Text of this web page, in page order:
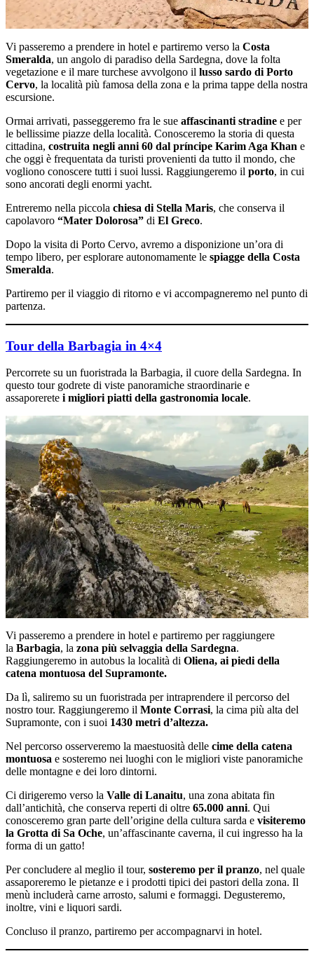
Vi passeremo a prendere in hotel e partiremo verso la Costa
Smeralda, un angolo di paradiso della Sardegna, dove la folta
vegetazione e il mare turchese avvolgono il lusso sardo di Porto
Cervo, la località più famosa della zona e la prima tappe della nostra
escursione.
Ormai arrivati, passeggeremo fra le sue affascinanti stradine e per
le bellissime piazze della località. Conosceremo la storia di questa
cittadina, costruita negli anni 60 dal príncipe Karim Aga Khan e
che oggi è frequentata da turisti provenienti da tutto il mondo, che
vogliono conoscere tutti i suoi lussi. Raggiungeremo il porto, in cui
sono ancorati degli enormi yacht.
Entreremo nella piccola chiesa di Stella Maris, che conserva il
capolavoro “Mater Dolorosa” di El Greco.
Dopo la visita di Porto Cervo, avremo a disponizione un’ora di
tempo libero, per esplorare autonomamente le spiagge della Costa
Smeralda.
Partiremo per il viaggio di ritorno e vi accompagneremo nel punto di
partenza.
Tour della Barbagia in 4×4
Percorrete su un fuoristrada la Barbagia, il cuore della Sardegna. In
questo tour godrete di viste panoramiche straordinarie e
assaporerete i migliori piatti della gastronomia locale.
Vi passeremo a prendere in hotel e partiremo per raggiungere
la Barbagia, la zona più selvaggia della Sardegna.
Raggiungeremo in autobus la località di Oliena, ai piedi della
catena montuosa del Supramonte.
Da lì, saliremo su un fuoristrada per intraprendere il percorso del
nostro tour. Raggiungeremo il Monte Corrasi, la cima più alta del
Supramonte, con i suoi 1430 metri d’altezza.
Nel percorso osserveremo la maestuosità delle cime della catena
montuosa e sosteremo nei luoghi con le migliori viste panoramiche
delle montagne e dei loro dintorni.
Ci dirigeremo verso la Valle di Lanaitu, una zona abitata fin
dall’antichità, che conserva reperti di oltre 65.000 anni. Qui
conosceremo gran parte dell’origine della cultura sarda e visiteremo
la Grotta di Sa Oche, un’affascinante caverna, il cui ingresso ha la
forma di un gatto!
Per concludere al meglio il tour, sosteremo per il pranzo, nel quale
assaporeremo le pietanze e i prodotti tipici dei pastori della zona. Il
menù includerà carne arrosto, salumi e formaggi. Degusteremo,
inoltre, vini e liquori sardi.
Concluso il pranzo, partiremo per accompagnarvi in hotel.